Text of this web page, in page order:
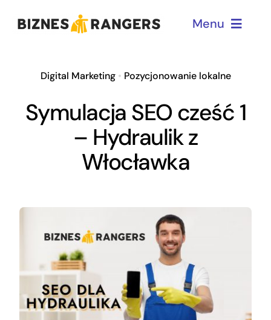
Menu
Dla menadżerów
Dla przedsiębiorców
O mnie
Blog
Digital Marketing• Pozycjonowanie lokalne
Symulacja SEO cześć 1
– Hydraulik z
Włocławka